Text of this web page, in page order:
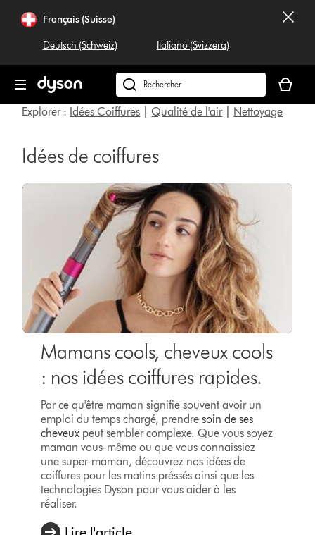
Français (Suisse)
Deutsch (Schweiz) Italiano (Svizzera)
Rechercher
dyson.ch
panier
est
vide
Explorer : Idées Coiffures |Qualité de l'air| Nettoyage
Idées de coiffures
Mamans cools, cheveux cools
: nos idées coiffures rapides.
Par ce qu'être maman signifie souvent avoir un
emploi du temps chargé, prendresoin de ses
cheveux peut sembler complexe. Que vous soyez
maman vous-même ou que vous connaissiez
une super-maman, découvrez nos idées de
coiffures pour les matins préssés ainsi que les
technologies Dyson pour vous aider à les
réaliser.